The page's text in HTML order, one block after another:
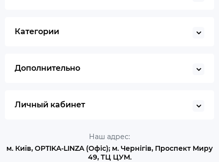
Категории
Дополнительно
Личный кабинет
Наш адрес:
м. Київ, OPTIKA-LINZA (Офіс); м. Чернігів, Проспект Миру
49, ТЦ ЦУМ.